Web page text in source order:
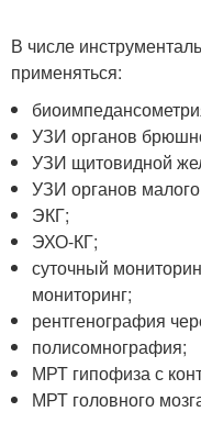
В числе
применяться:
УЗИ органов
УЗИ щитовидной
УЗИ органов
ЭКГ;
ЭХО-КГ;
суточный
мониторинг;
рентгенография
полисомнография;
МРТ гипофиза с
МРТ головного